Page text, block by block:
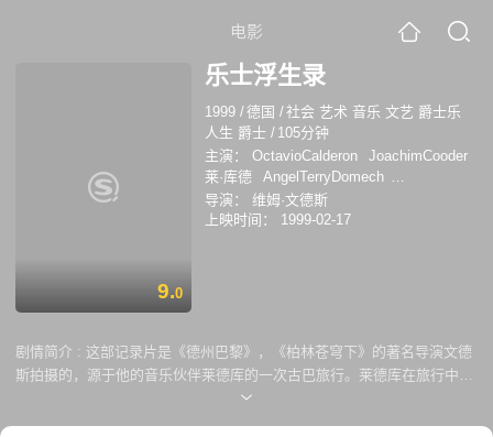
电影
9.0
乐士浮生录
1999 / 德国 /社会 艺术 音乐 文艺 爵士乐
人生 爵士 / 105分钟
主演：
OctavioCalderon
JoachimCooder
莱·库德
AngelTerryDomech
IbrahimFerrer
IbrahimFerrerJr.
ManuelGalbán
HugoGarzón
亚
Gilberto'Papi'Oviedo
AlejandroPichardo
YankoPichardo
OmaraPortuondo
Octavio Calderon
Ibrahim Ferrer
Ibrahim Ferrer Jr.
Manuel
导演：
维姆·文德斯
上映时间：
1999-02-17
剧情简介 : 这部记录片是《德州巴黎》，《柏林苍穹下》的著名导演文德
斯拍摄的，源于他的音乐伙伴莱德库的一次古巴旅行。莱德库在旅行中发
现了当地一支乐队背后感人的故事，在他的力劝下，文温德斯在1988年率